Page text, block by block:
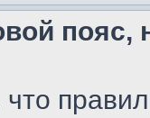
пояс,